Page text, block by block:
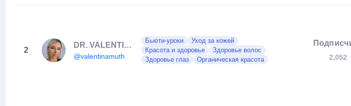
2
DR. VALENTINA MUTH
@valentinamuth
Бьюти-уроки
Уход за кожей
Красота и здоровье
Здоровье волос
Здоровье глаз
Органическая красота 2,052